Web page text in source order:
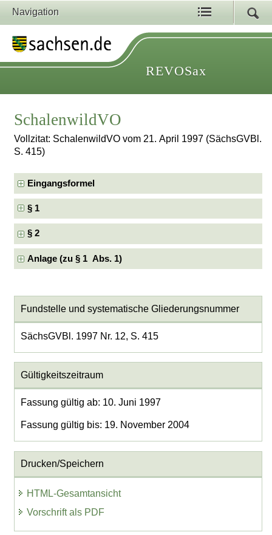
Navigation
REVOSax
SchalenwildVO
Vollzitat: SchalenwildVO vom 21. April 1997 (SächsGVBl.
S. 415)
Eingangsformel
§ 1
§ 2
Anlage (zu § 1 Abs. 1)
Fundstelle und systematische Gliederungsnummer
SächsGVBl. 1997 Nr. 12, S. 415
Gültigkeitszeitraum
Fassung gültig ab: 10. Juni 1997
Fassung gültig bis: 19. November 2004
Drucken/Speichern
HTML-Gesamtansicht
Vorschrift als PDF